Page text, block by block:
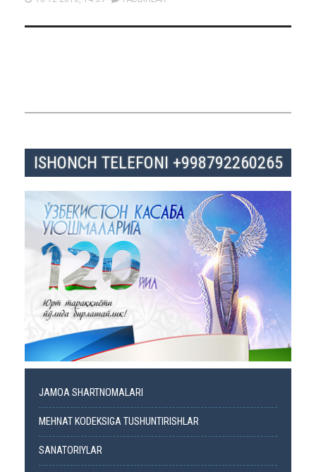
ISHONCH TELEFONI +998792260265
JAMOA SHARTNOMALARI
MEHNAT KODEKSIGA TUSHUNTIRISHLAR
SANATORIYLAR